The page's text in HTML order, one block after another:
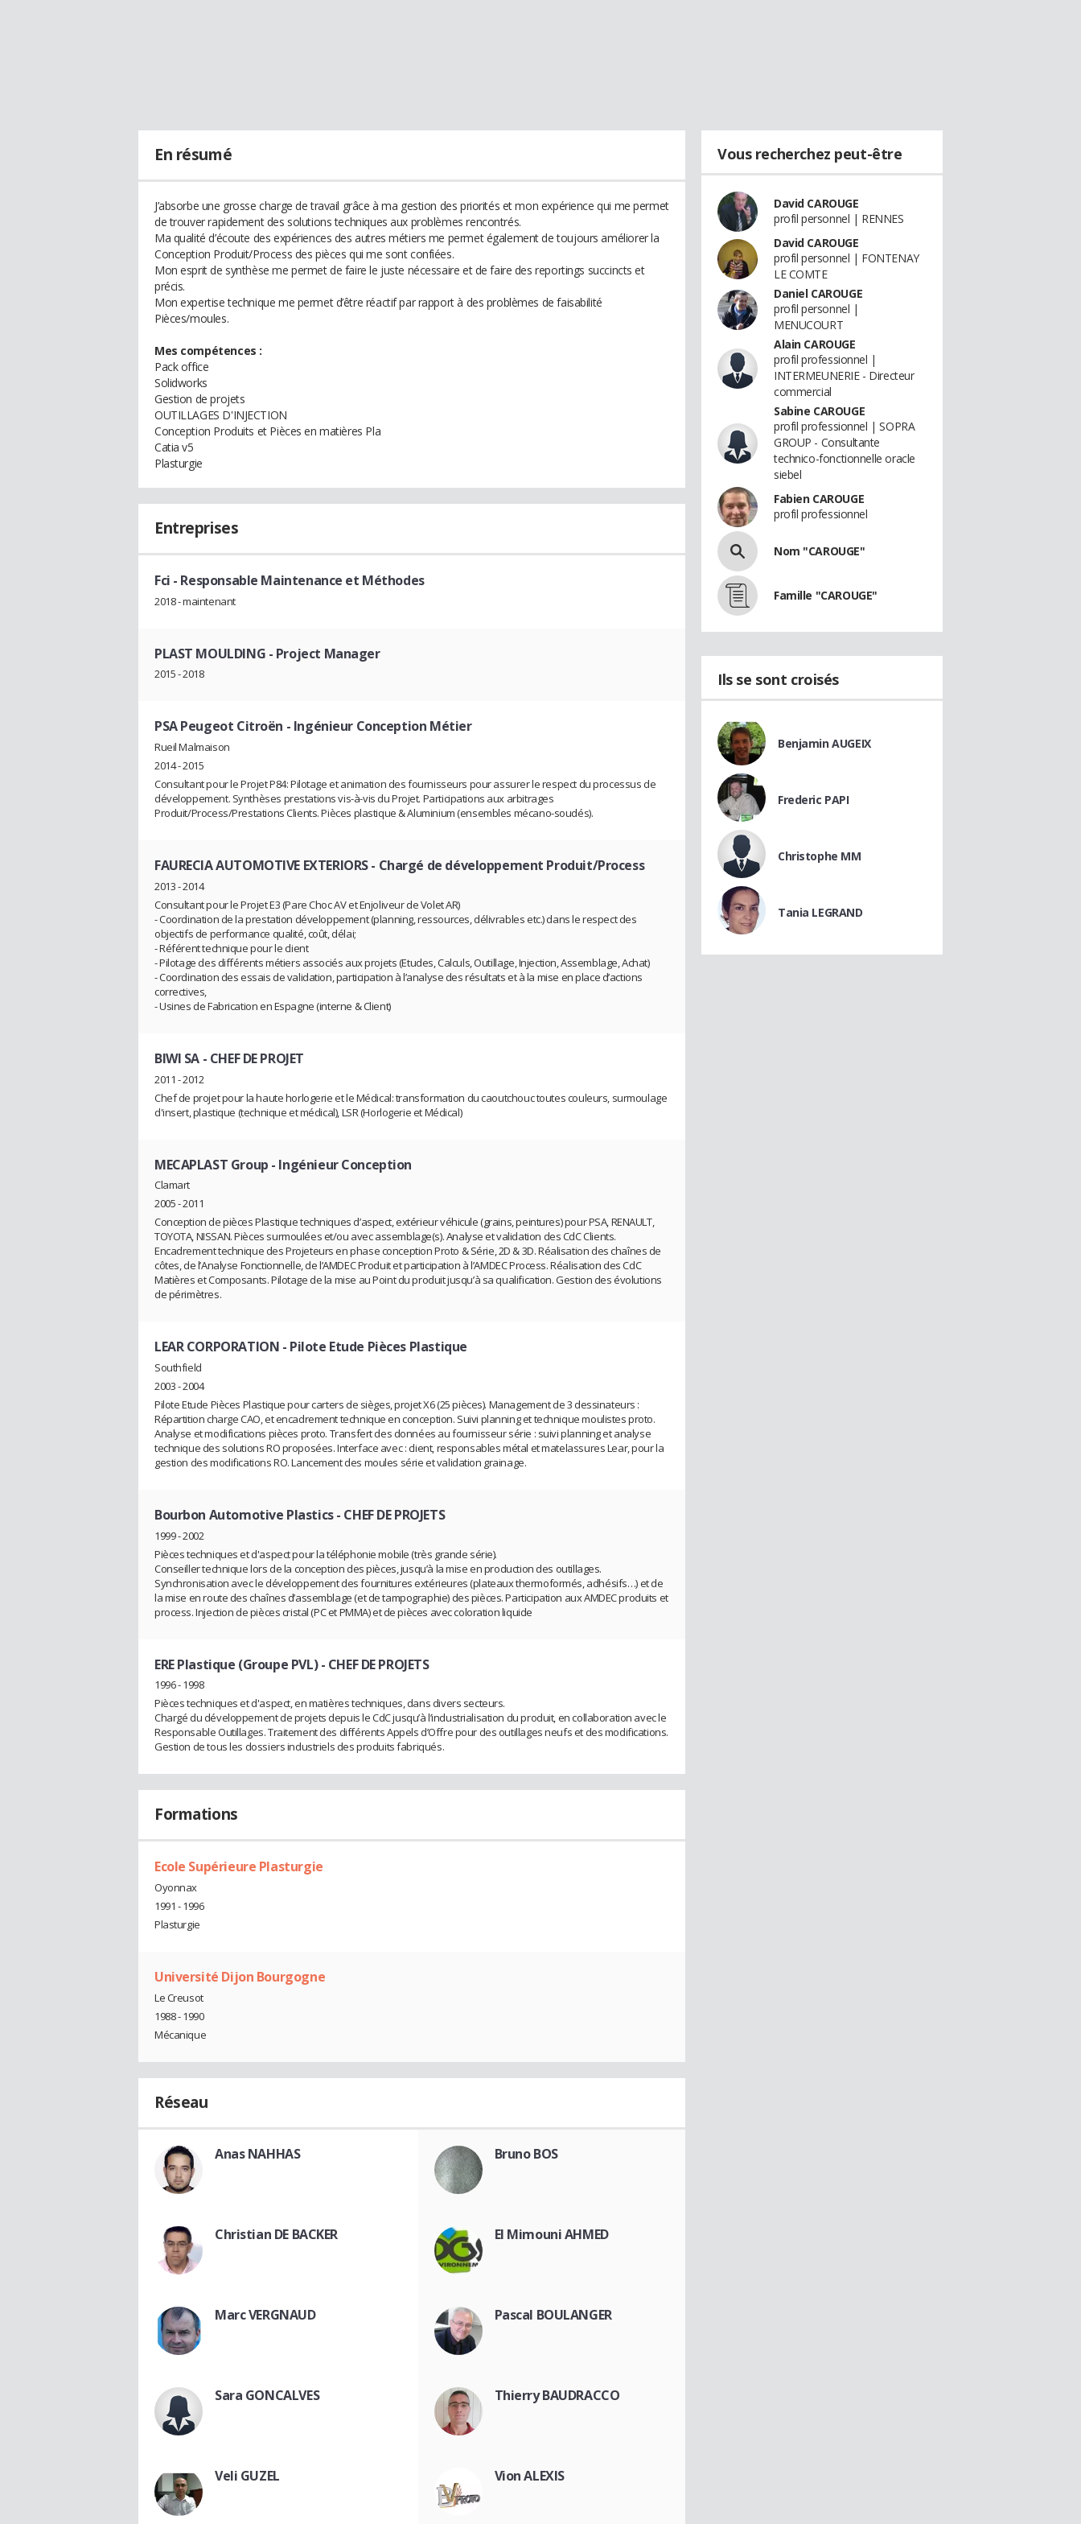
En résumé
J’absorbe une grosse charge de travail grâce à ma gestion des priorités et mon expérience qui me permet
de trouver rapidement des solutions techniques aux problèmes rencontrés.
Ma qualité d’écoute des expériences des autres métiers me permet également de toujours améliorer la
Conception Produit/Process des pièces qui me sont confiées.
Mon esprit de synthèse me permet de faire le juste nécessaire et de faire des reportings succincts et
précis.
Mon expertise technique me permet d’être réactif par rapport à des problèmes de faisabilité
Pièces/moules.
Mes compétences :
Pack office
Solidworks
Gestion de projets
OUTILLAGES D'INJECTION
Conception Produits et Pièces en matières Pla
Catia v5
Plasturgie
Entreprises
Fci - Responsable Maintenance et Méthodes
2018 - maintenant
PLAST MOULDING - Project Manager
2015 - 2018
PSA Peugeot Citroën - Ingénieur Conception Métier
Rueil Malmaison
2014 - 2015
Consultant pour le Projet P84: Pilotage et animation des fournisseurs pour assurer le respect du processus de
développement. Synthèses prestations vis-à-vis du Projet. Participations aux arbitrages
Produit/Process/Prestations Clients. Pièces plastique & Aluminium (ensembles mécano-soudés).
FAURECIA AUTOMOTIVE EXTERIORS- Chargé de développement Produit/Process
2013 - 2014
Consultant pour le Projet E3 (Pare Choc AV et Enjoliveur de Volet AR)
- Coordination de la prestation développement (planning, ressources, délivrables etc.) dans le respect des
objectifs de performance qualité, coût, délai;
- Référent technique pour le client
- Pilotage des différents métiers associés aux projets (Etudes, Calculs, Outillage, Injection, Assemblage, Achat)
- Coordination des essais de validation, participation à l’analyse des résultats et à la mise en place d’actions
correctives,
- Usines de Fabrication en Espagne (interne & Client)
BIWI SA - CHEF DE PROJET
2011 - 2012
Chef de projet pour la haute horlogerie et le Médical: transformation du caoutchouc toutes couleurs, surmoulage
d'insert, plastique (technique et médical), LSR (Horlogerie et Médical)
MECAPLAST Group - Ingénieur Conception
Clamart
2005 - 2011
Conception de pièces Plastique techniques d’aspect, extérieur véhicule (grains, peintures) pour PSA, RENAULT,
TOYOTA, NISSAN. Pièces surmoulées et/ou avec assemblage(s). Analyse et validation des CdC Clients.
Encadrement technique des Projeteurs en phase conception Proto & Série, 2D & 3D. Réalisation des chaînes de
côtes, de l’Analyse Fonctionnelle, de l’AMDEC Produit et participation à l’AMDEC Process. Réalisation des CdC
Matières et Composants. Pilotage de la mise au Point du produit jusqu’à sa qualification. Gestion des évolutions
de périmètres.
LEAR CORPORATION - Pilote Etude Pièces Plastique
Southfield
2003 - 2004
Pilote Etude Pièces Plastique pour carters de sièges, projet X6 (25 pièces). Management de 3 dessinateurs :
Répartition charge CAO, et encadrement technique en conception. Suivi planning et technique moulistes proto.
Analyse et modifications pièces proto. Transfert des données au fournisseur série : suivi planning et analyse
technique des solutions RO proposées. Interface avec : client, responsables métal et matelassures Lear, pour la
gestion des modifications RO. Lancement des moules série et validation grainage.
Bourbon Automotive Plastics- CHEF DE PROJETS
1999 - 2002
Pièces techniques et d'aspect pour la téléphonie mobile (très grande série).
Conseiller technique lors de la conception des pièces, jusqu’à la mise en production des outillages.
Synchronisation avec le développement des fournitures extérieures (plateaux thermoformés, adhésifs…) et de
la mise en route des chaînes d’assemblage (et de tampographie) des pièces. Participation aux AMDEC produits et
process. Injection de pièces cristal (PC et PMMA) et de pièces avec coloration liquide
ERE Plastique (Groupe PVL)- CHEF DE PROJETS
1996 - 1998
Pièces techniques et d'aspect, en matières techniques, dans divers secteurs.
Chargé du développement de projets depuis le CdC jusqu’à l’industrialisation du produit, en collaboration avec le
Responsable Outillages. Traitement des différents Appels d’Offre pour des outillages neufs et des modifications.
Gestion de tous les dossiers industriels des produits fabriqués.
Formations
Ecole Supérieure Plasturgie
Oyonnax
1991 - 1996
Plasturgie
Université Dijon Bourgogne
Le Creusot
1988 - 1990
Mécanique
Réseau
Anas NAHHAS Bruno BOS
Christian DE BACKER El Mimouni AHMED
Marc VERGNAUD Pascal BOULANGER
Sara GONCALVES Thierry BAUDRACCO
Veli GUZEL Vion ALEXIS
Vous recherchez peut-être
David CAROUGE
profil personnel | RENNES
David CAROUGE
profil personnel | FONTENAY
LE COMTE
Daniel CAROUGE
profil personnel |
MENUCOURT
Alain CAROUGE
profil professionnel |
INTERMEUNERIE - Directeur
commercial
Sabine CAROUGE
profil professionnel | SOPRA
GROUP - Consultante
technico-fonctionnelle oracle
siebel
Fabien CAROUGE
profil professionnel
Nom "CAROUGE"
Famille "CAROUGE"
Ils se sont croisés
Benjamin AUGEIX
Frederic PAPI
Christophe MM
Tania LEGRAND